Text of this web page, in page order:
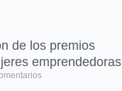
de los premios
emprendedoras